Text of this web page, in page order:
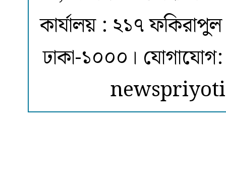
কার্যালয় : ২১৭
ঢাকা-১০০০।